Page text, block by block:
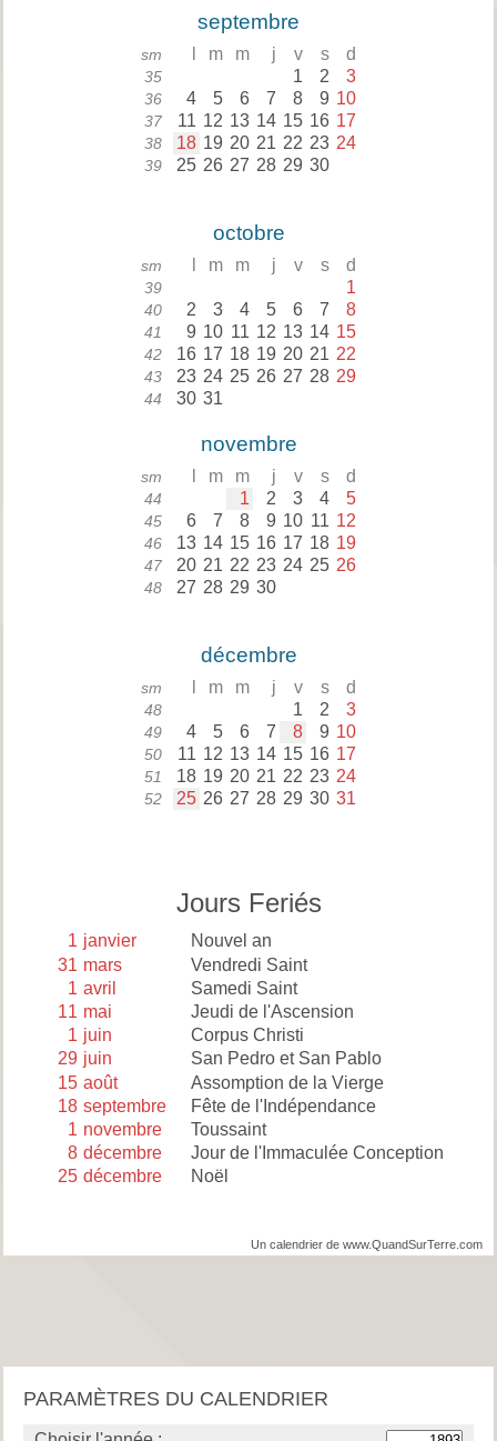
septembre
sm m m j v s d
35 1 2 3
36 4 5 6 7 8 9 10
37 11 12 13 14 15 16 17
38 18 19 20 21 22 23 24
39 25 26 27 28 29 30
octobre
sm m m j v s d
39 1
40 2 3 4 5 6 7 8
41 9 10 11 12 13 14 15
42 16 17 18 19 20 21 22
43 23 24 25 26 27 28 29
44 30 31
novembre
sm m m j v s d
44 1 2 3 4 5
45 6 7 8 9 10 11 12
46 13 14 15 16 17 18 19
47 20 21 22 23 24 25 26
48 27 28 29 30
décembre
sm m m j v s d
48 1 2 3
49 4 5 6 7 8 9 10
50 11 12 13 14 15 16 17
51 18 19 20 21 22 23 24
52 25 26 27 28 29 30 31
Jours Feriés
1 janvier
Nouvel an
31 mars
Vendredi Saint
1 avril
Samedi Saint
11 mai
Jeudi de l'Ascension
1 juin
Corpus Christi
29 juin
San Pedro et San Pablo
15 août
Assomption de la Vierge
18 septembre
Fête de l'Indépendance
1 novembre
Toussaint
8 décembre
Jour de l'Immaculée Conception
25 décembre Noël
Un calendrier de www.QuandSurTerre.com
PARAMÈTRES DU CALENDRIER